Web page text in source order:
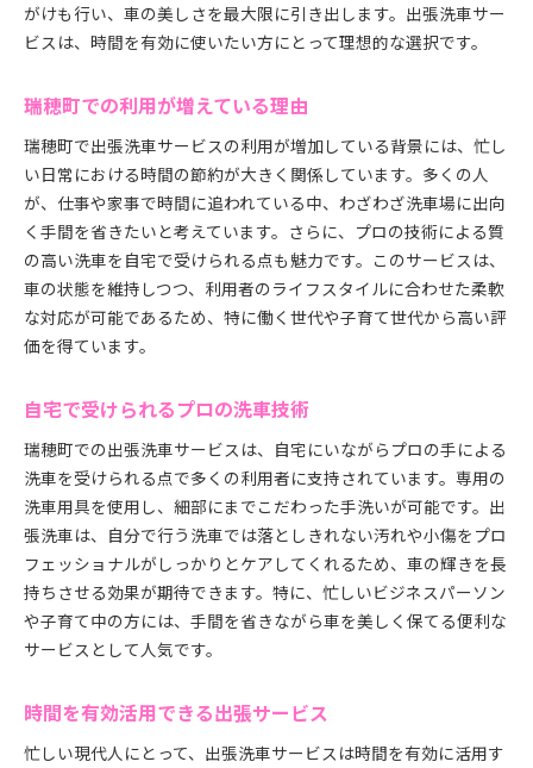
忙しいビジネスパーソンに最適なサービス
家事や仕事の合間に手軽に依頼
プロの手で愛車を美しく瑞穂町の出張洗車体験
プロによる洗車技術の魅力
瑞穂町で体験できる高品質な仕上げ
プロフェッショナルならではの洗車術
車種に合わせたカスタマイズ洗車
予約から実施までの流れを解説
出張洗車サービスの驚きのビフォーアフター
瑞穂町での洗車用具を活用した効率的な洗車法
プロの技を家庭で再現するコツ
季節ごとの最適な洗車方法
洗車用具を使った効果的な洗浄手法
長持ちする洗車のポイント
瑞穂町の気候に適した洗車スケジュール
出張洗車サービス瑞穂町での利用者の声と満足度
利用者のリアルな声を紹介
高評価を受ける理由に迫る
利用者が語る驚きの洗車体験
依頼者の満足度調査結果
がけも行い、車の美しさを最大限に引き出します。出張洗車サー
ビスは、時間を有効に使いたい方にとって理想的な選択です。
瑞穂町での利用が増えている理由
瑞穂町で出張洗車サービスの利用が増加している背景には、忙し
い日常における時間の節約が大きく関係しています。多くの人
が、仕事や家事で時間に追われている中、わざわざ洗車場に出向
く手間を省きたいと考えています。さらに、プロの技術による質
の高い洗車を自宅で受けられる点も魅力です。このサービスは、
車の状態を維持しつつ、利用者のライフスタイルに合わせた柔軟
な対応が可能であるため、特に働く世代や子育て世代から高い評
価を得ています。
自宅で受けられるプロの洗車技術
瑞穂町での出張洗車サービスは、自宅にいながらプロの手による
洗車を受けられる点で多くの利用者に支持されています。専用の
洗車用具を使用し、細部にまでこだわった手洗いが可能です。出
張洗車は、自分で行う洗車では落としきれない汚れや小傷をプロ
フェッショナルがしっかりとケアしてくれるため、車の輝きを長
持ちさせる効果が期待できます。特に、忙しいビジネスパーソン
や子育て中の方には、手間を省きながら車を美しく保てる便利な
サービスとして人気です。
時間を有効活用できる出張サービス
忙しい現代人にとって、出張洗車サービスは時間を有効に活用す